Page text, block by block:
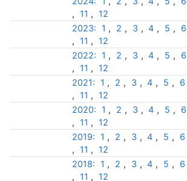
,
11 ,
12
2023:
1 , 2 , 3 , 4 , 5 , 6
,
11 ,
12
2022:
1 , 2 , 3 , 4 , 5 , 6
,
11 ,
12
2021:
1 , 2 , 3 , 4 , 5 , 6
,
11 ,
12
2020:
1 , 2 , 3 , 4 , 5 , 6
,
11 ,
12
2019:
1 , 2 , 3 , 4 , 5 , 6
,
11 ,
12
2018:
1 , 2 , 3 , 4 , 5 , 6
,
11 ,
12